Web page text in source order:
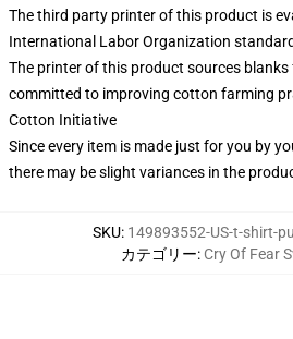
The third party printer of this product is
International Labor Organization
The printer of this product sources
committed to improving cotton farming
Cotton Initiative
Since every item is made just for you by
there may be slight variances in the
SKU: 149893552-US-t-shirt-
カテゴリー: Cry Of Fear